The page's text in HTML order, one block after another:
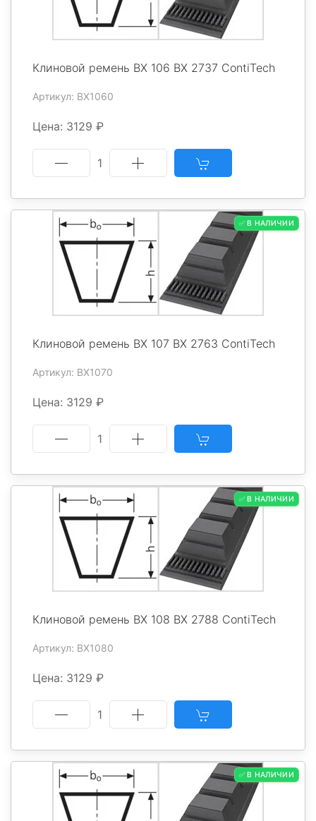
Клиновой ремень BX 106 BX 2737 ContiTech
Артикул: BX1060
Цена: 3129 ₽
1
✅ В НАЛИЧИИ
Клиновой ремень BX 107 BX 2763 ContiTech
Артикул: BX1070
Цена: 3129 ₽
1
✅ В НАЛИЧИИ
Клиновой ремень BX 108 BX 2788 ContiTech
Артикул: BX1080
Цена: 3129 ₽
1
✅ В НАЛИЧИИ